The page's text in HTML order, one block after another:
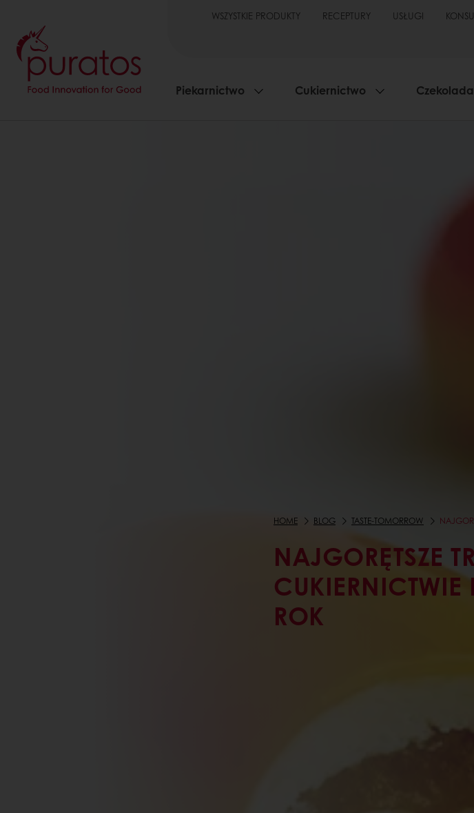
WSZYSTKIE PRODUKTY RECEPTURY USŁUGI
Piekarnictwo Cukiernictwo Czekolada
HOME BLOG TASTE-TOMORROW
NAJGORĘTSZE
ROK